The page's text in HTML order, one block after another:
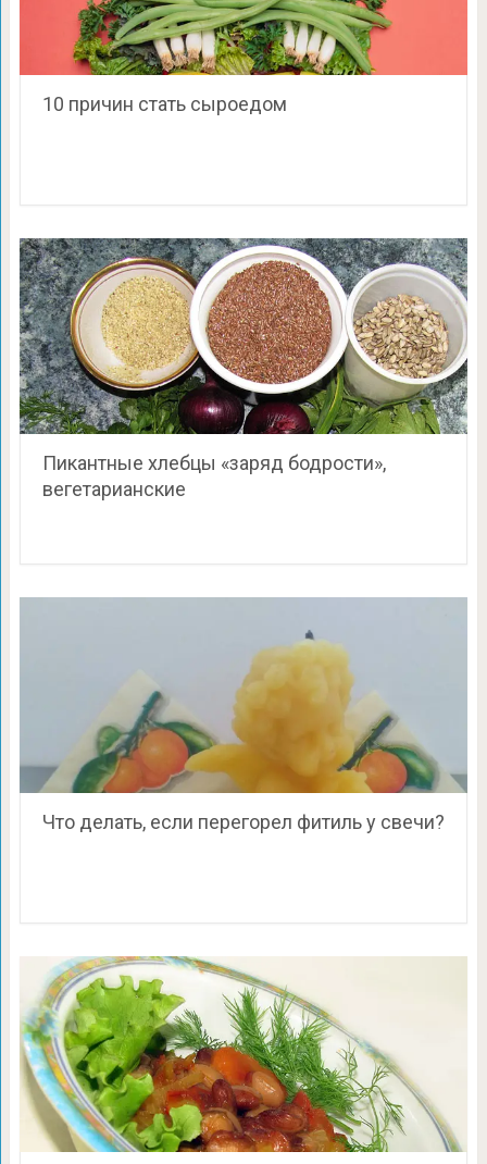
10 причин стать сыроедом
Пикантные хлебцы «заряд бодрости»,
вегетарианские
Что делать, если перегорел фитиль у свечи?